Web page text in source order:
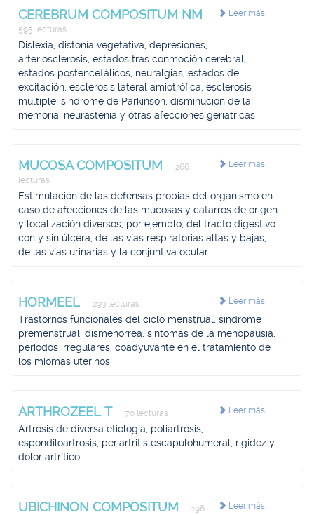
Leer más
CEREBRUM COMPOSITUM NM
595 lecturas
Dislexia, distonía vegetativa, depresiones,
arteriosclerosis; estados tras conmoción cerebral,
estados postencefálicos, neuralgias, estados de
excitación, esclerosis lateral amiotrófica, esclerosis
múltiple, síndrome de Parkinson, disminución de la
memoria, neurastenia y otras afecciones geriátricas
Leer más
MUCOSA COMPOSITUM
266
lecturas
Estimulación de las defensas propias del organismo en
caso de afecciones de las mucosas y catarros de origen
y localización diversos, por ejemplo, del tracto digestivo
con y sin úlcera, de las vías respiratorias altas y bajas,
de las vías urinarias y la conjuntiva ocular
Leer más
HORMEEL 293 lecturas
Trastornos funcionales del ciclo menstrual, síndrome
premenstrual, dismenorrea, síntomas de la menopausia,
periodos irregulares, coadyuvante en el tratamiento de
los miomas uterinos
Leer más
ARTHROZEEL T 70 lecturas
Artrosis de diversa etiología, poliartrosis,
espondiloartrosis, periartritis escapulohumeral, rigidez y
dolor artrítico
Leer más
UBICHINON COMPOSITUM
196